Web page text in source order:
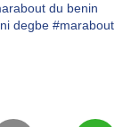
du benin
degbe #marabout